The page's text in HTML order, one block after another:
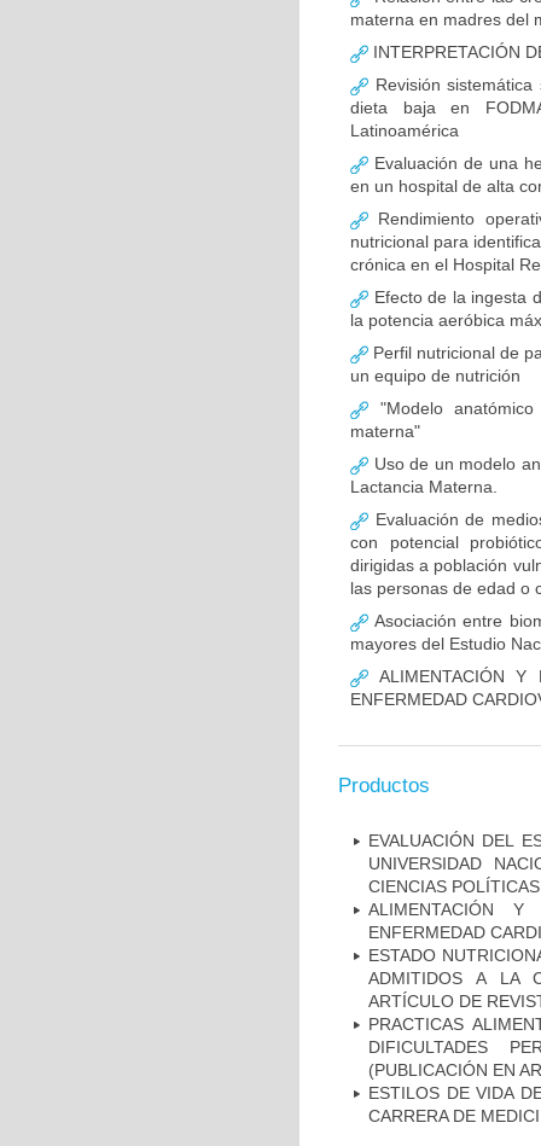
materna en madres del
INTERPRETACIÓN
Revisión
dieta baja en
Latinoamérica
Evaluación de una
en un hospital de alta
Rendimiento
nutricional para
crónica en el Hospital
Efecto de la ingesta
la potencia aeróbica
Perfil nutricional de
un equipo de nutrición
"Modelo
materna"
Uso de un modelo
Lactancia Materna.
Evaluación de
con potencial
dirigidas a población
las personas de edad o
Asociación entre
mayores del Estudio
ALIMENTACIÓN Y
ENFERMEDAD
Productos
EVALUACIÓN DEL
UNIVERSIDAD
CIENCIAS
ALIMENTACIÓN Y
ENFERMEDAD
ESTADO
ADMITIDOS A LA
ARTÍCULO DE
PRACTICAS
DIFICULTADES
(PUBLICACIÓN EN
ESTILOS DE VIDA
CARRERA DE